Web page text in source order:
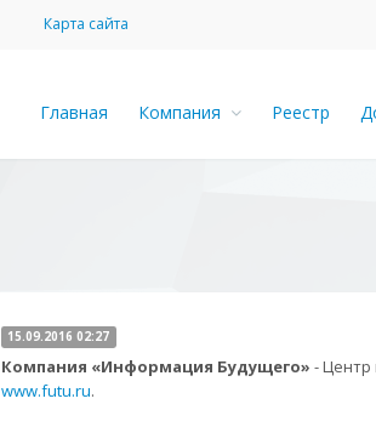
Карта сайта
Главная Компания Реестр
15.09.2016 02:27
Компания «Информация Будущего» - Центр
www.futu.ru.